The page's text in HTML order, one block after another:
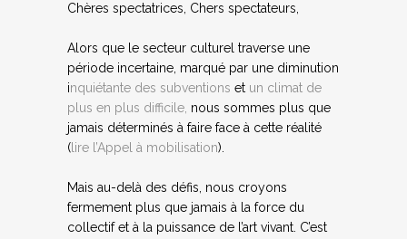
Chères spectatrices, Chers spectateurs,
Alors que le secteur culturel traverse une
période incertaine, marqué par une diminution
inquiétante des subventions et un climat de
plus en plus difficile, nous sommes plus que
jamais déterminés à faire face à cette réalité
( lire l’Appel à mobilisation).
Mais au-delà des défis, nous croyons
fermement plus que jamais à la force du
collectif et à la puissance de l’art vivant. C’est